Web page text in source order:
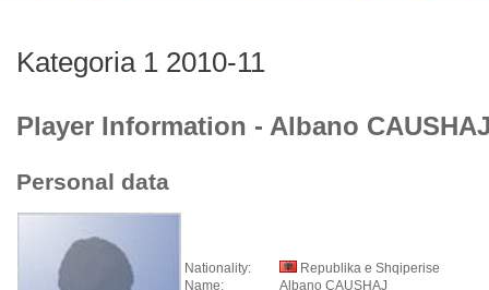
Kategoria 1 2010-11
Player Information - Albano
Personal data
Nationality:
Republika e Shqiperise
Name:
Albano CAUSHAJ